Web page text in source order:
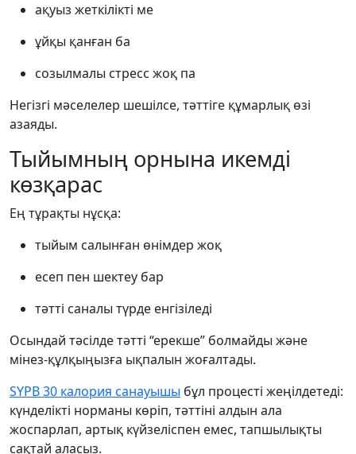
ақуыз жеткілікті ме
ұйқы қанған ба
созылмалы стресс жоқ па
Негізгі мәселелер шешілсе, тәттіге құмарлық өзі
азаяды.
Тыйымның орнына икемді
көзқарас
Ең тұрақты нұсқа:
тыйым салынған өнімдер жоқ
есеп пен шектеу бар
тәтті саналы түрде енгізіледі
Осындай тәсілде тәтті “ерекше” болмайды және
мінез-құлқыңызға ықпалын жоғалтады.
SYPB 30 калория санауышы бұл процесті жеңілдетеді:
күнделікті норманы көріп, тәттіні алдын ала
жоспарлап, артық күйзеліспен емес, тапшылықты
сақтай аласыз.